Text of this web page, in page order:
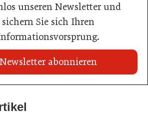
unseren Newsletter und
sichern Sie sich Ihren
Newsletter abonnieren
2026 für Ihren Betrieb ein
in der Wiener